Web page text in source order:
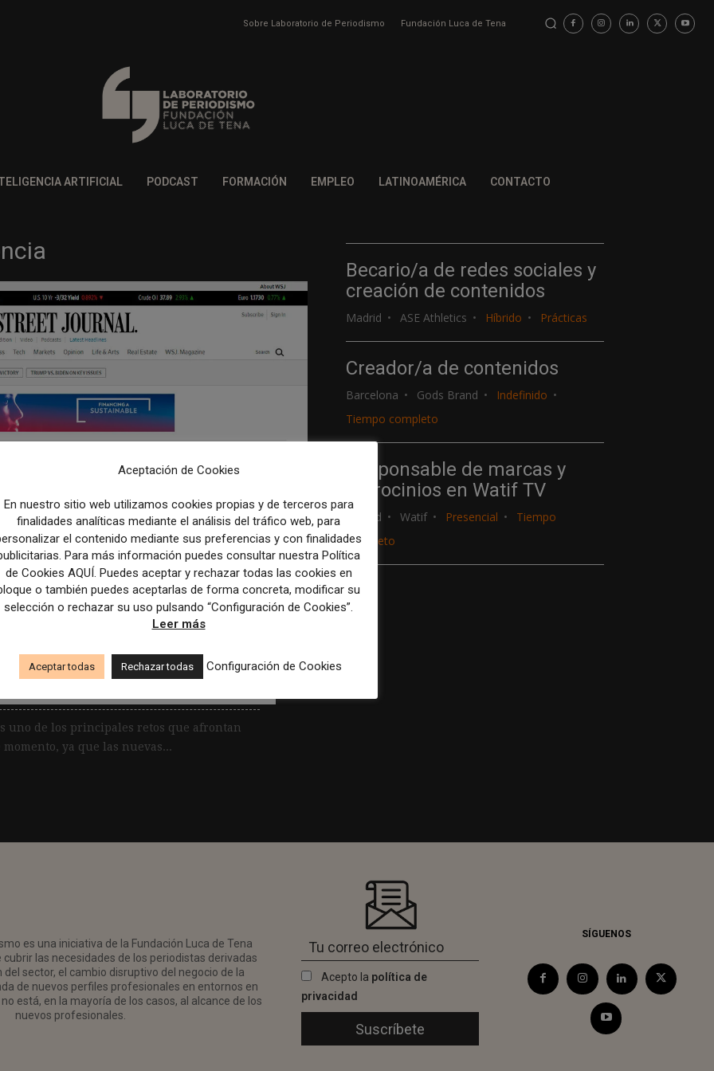
Sobre Laboratorio de Periodismo Fundación Luca de Tena
ARTIFICIAL PODCAST FORMACIÓN EMPLEO LATINOAMÉRICA CONTACTO
la audiencia:
la media de edad de
uno de los principales retos que afrontan
ya que las nuevas...
Becario/a de redes sociales y
creación de contenidos
Madrid ASE Athletics Híbrido Prácticas
Creador/a de contenidos
Barcelona Gods Brand
Indefinido
Tiempo completo
Responsable de marcas y
patrocinios en Watif TV
Madrid Watif Presencial
Tiempo
completo
es una iniciativa de la Fundación Luca de Tena
las necesidades de los periodistas derivadas
sector, el cambio disruptivo del negocio de la
de nuevos perfiles profesionales en entornos en
está, en la mayoría de los casos, al alcance de los
nuevos profesionales.
Acepto la política de
privacidad
SÍGUENOS
Aceptación de Cookies
En nuestro sitio web utilizamos cookies propias y de terceros para
finalidades analíticas mediante el análisis del tráfico web, para
el contenido mediante sus preferencias y con finalidades
Para más información puedes consultar nuestra Política
de Cookies AQUÍ. Puedes aceptar y rechazar todas las cookies en
o también puedes aceptarlas de forma concreta, modificar su
selección o rechazar su uso pulsando “Configuración de Cookies”.
Leer más
Aceptar todas Rechazar todas Configuración de Cookies